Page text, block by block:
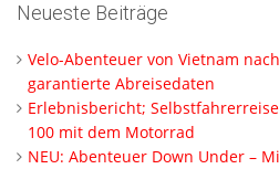
Neueste Beiträge
Velo-Abenteuer von Vietnam
garantierte Abreisedaten
Erlebnisbericht;
100 mit dem Motorrad
NEU: Abenteuer Down Under –